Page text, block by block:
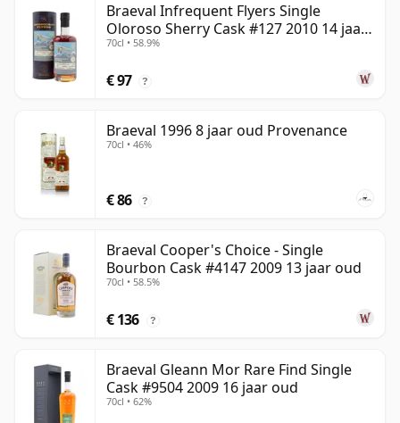
Braeval Infrequent Flyers Single
Oloroso Sherry Cask #127 2010 14 jaar
oud
70cl • 58.9%
€ 97 ?
Braeval 1996 8 jaar oud Provenance
70cl • 46%
€ 86 ?
Braeval Cooper's Choice - Single
Bourbon Cask #4147 2009 13 jaar oud
70cl • 58.5%
€ 136 ?
Braeval Gleann Mor Rare Find Single
Cask #9504 2009 16 jaar oud
70cl • 62%